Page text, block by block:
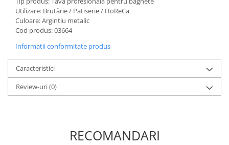
Utilizare: Brutărie / Patiserie / HoReCa
Culoare: Argintiu metalic
Cod produs: 03664
Informatii conformitate produs
Caracteristici
Review-uri(0)
RECOMANDARI